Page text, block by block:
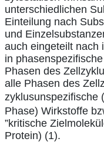
unterschiedlichen
Einteilung nach
und
auch eingeteilt nach
in
Phasen des
alle Phasen des
zyklusunspezifische
Phase) Wirkstoffe
”kritische
Protein) (1).